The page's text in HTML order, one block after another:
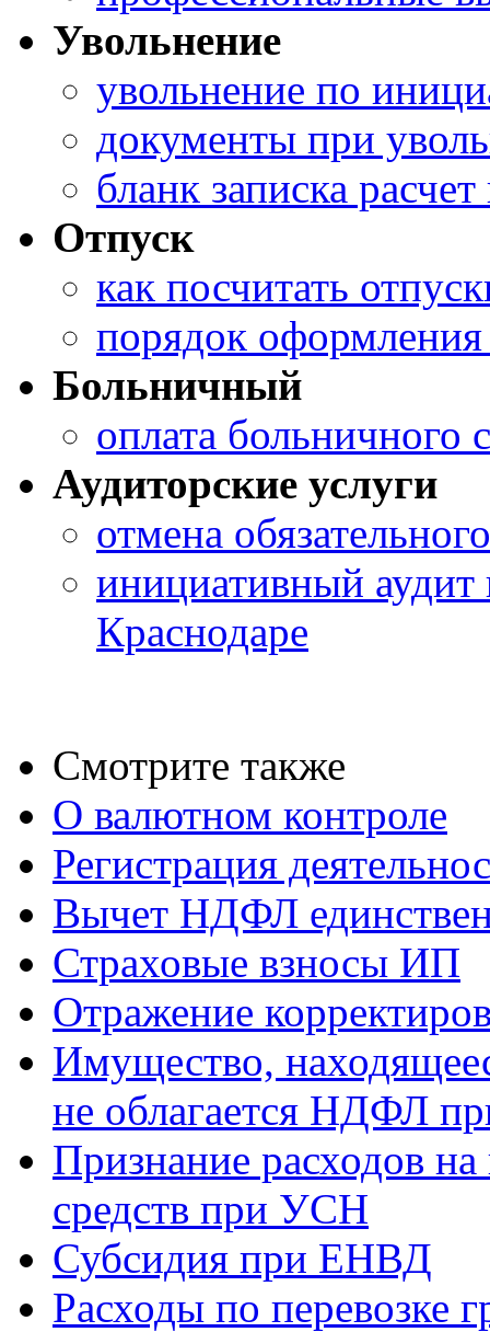
Увольнение
увольнение по
документы при
бланк записка
Отпуск
как посчитать
порядок оформления
Больничный
оплата больничного
Аудиторские услуги
отмена
инициативный
Краснодаре
Смотрите также
О валютном контроле
Регистрация
Вычет НДФЛ
Страховые взносы ИП
Отражение
Имущество,
не облагается НДФЛ
Признание расходов
средств при УСН
Субсидия при ЕНВД
Расходы по перевозке